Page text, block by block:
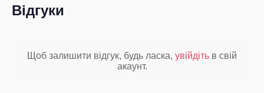
Відгуки
Щоб залишити відгук, будь ласка, увійдіть в свій
акаунт.